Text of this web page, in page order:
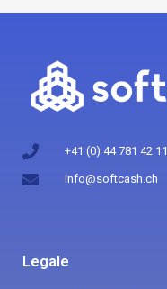
+41 (0) 44 781 42 11
info@softcash.ch
Legale